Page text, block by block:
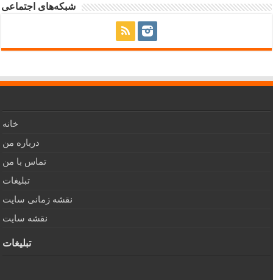
شبکه‌های اجتماعی
خانه
درباره من
تماس با من
تبلیغات
نقشه زمانی سایت
نقشه سایت
تبلیغات